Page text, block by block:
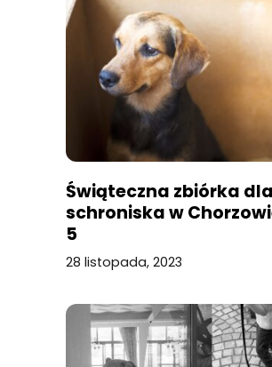
Świąteczna zbiórka dla
schroniska w
5
28 listopada, 2023